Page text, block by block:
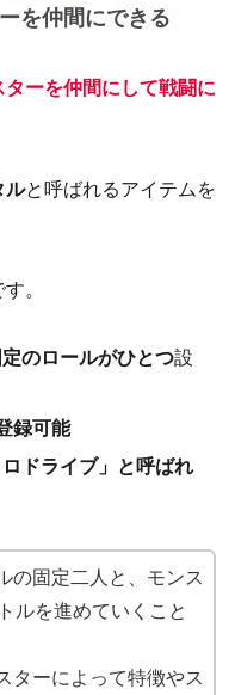
を仲間にできる
ーを仲間にして戦闘に
ルと呼ばれるアイテムを
。
のロールがひとつ設
録可能
ロドライブ」と呼ばれ
の固定二人と、モンス
ルを進めていくこと
ターによって特徴やス